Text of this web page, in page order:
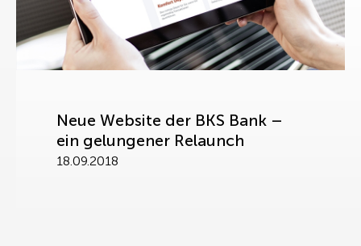
Neue Website der BKS Bank –
ein gelungener Relaunch
18.09.2018